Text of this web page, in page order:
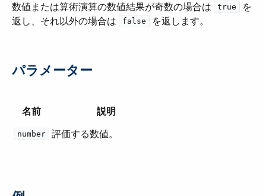
数値または算術演算の数値結果が奇数の場合は ​ true
​ を
返し、それ以外の場合は ​
false ​ を返します。
パラメーター
名前 説明
number 評価する数値。